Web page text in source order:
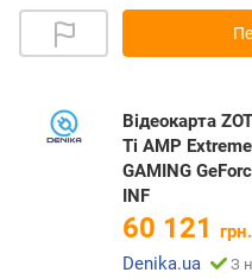
Відеокарта
Ti AMP
GAMING
INF
60 121 грн.
Denika.ua
З